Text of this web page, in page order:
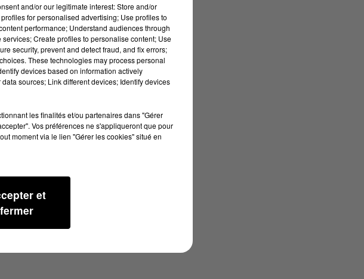
and/or our legitimate interest: Store and/or
for personalised advertising; Use profiles to
performance; Understand audiences through
Create profiles to personalise content; Use
security, prevent and detect fraud, and fix errors;
These technologies may process personal
devices based on information actively
sources; Link different devices; Identify devices
les finalités et/ou partenaires dans "Gérer
Vos préférences ne s'appliqueront que pour
moment via le lien "Gérer les cookies" situé en
et
fermer